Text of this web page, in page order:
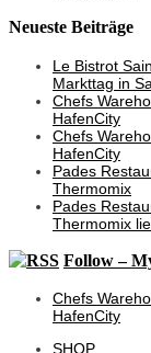
Neueste Beiträge
Le Bistrot
Markttag in
Chefs
HafenCity
Chefs
HafenCity
Pades
Thermomix
Pades
Thermomix
Follow –
Chefs
HafenCity
SHOP